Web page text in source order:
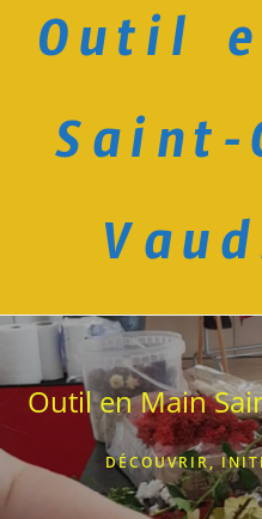
Outil
Outil en Main
DÉCOUVRIR,